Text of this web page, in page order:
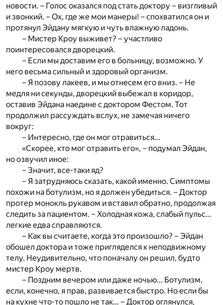
новости. – Голос оказался под стать доктору – визгливый
и звонкий. – Ох, где же мои манеры! – спохватился он и
протянул Эйдану мягкую и чуть влажную ладонь.
– Мистер Кроу выживет? – участливо
поинтересовался дворецкий.
– Если мы доставим его в больницу, возможно. У
него весьма сильный и здоровый организм.
– Я позову лакеев, и мы отнесем его вниз. – Не
медля ни секунды, дворецкий выбежал в коридор,
оставив Эйдана наедине с доктором Фестом. Тот
продолжил рассуждать вслух, не замечая ничего
вокруг:
– Интересно, где он мог отравиться…
«Скорее, кто мог отравить его», – подумал Эйдан,
но озвучил иное:
– Значит, все-таки яд?
– Я затрудняюсь сказать, какой именно. Симптомы
похожи на ботулизм, но я должен убедиться. – Доктор
протер монокль рукавом и вставил обратно, продолжая
следить за пациентом. – Холодная кожа, слабый пульс…
легкие едва справляются.
– Как вы считаете, когда это произошло? – Эйдан
обошел доктора и тоже пригляделся к неподвижному
телу. Неудивительно, что поначалу он решил, будто
мистер Кроу мертв.
– Поздним вечером или даже ночью… Ботулизм,
если, конечно, я прав, развивается быстро. Но если бы
на кухне что-то пошло не так… – Доктор оглянулся,